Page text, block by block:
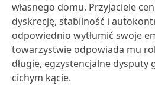
własnego domu. Przyjaciele
dyskrecję, stabilność i
odpowiednio wytłumić swoje
towarzystwie odpowiada mu
długie, egzystencjalne dysputy
cichym kącie.